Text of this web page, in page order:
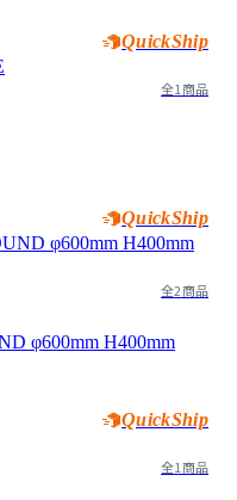
QuickShip
全1商品
QuickShip
全2商品
φ600mm H400mm
QuickShip
全1商品